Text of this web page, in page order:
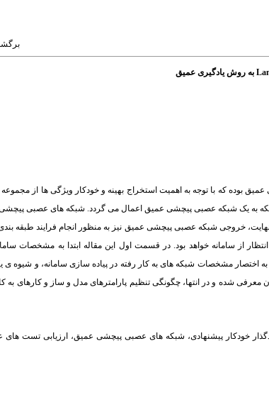
بوده که با توجه به اهمیت استخراج بهینه و خودکار ویژگی ها از مجموعه
به یک شبکه عصبی پیچشی عمیق اعمال می گردد. شبکه های عصبی
نهایت، خروجی شبکه عصبی پیچشی عمیق نیز به منظور انجام فرایند طبقه
از سامانه خواهد بود. در قسمت اول این مقاله ابتدا به مشخصات
اختصار مشخصات شبکه های به کار رفته در پیاده سازی سامانه، و شیوه ی
شده و در انتها، چگونگی تنظیم پارامترهای مدل و ساز و کارهای به
خودکار پیشنهادی، شبکه های عصبی پیچشی عمیق،
ارزیابی تست های